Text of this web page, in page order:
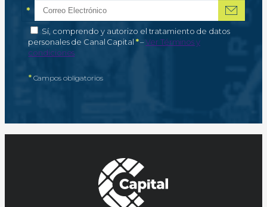
Correo electrónico
*Campo obligatorio
Autorización de tratamiento de datos personales
Sí, comprendo y autorizo el tratamiento de datos
personales de Canal Capital *–Campo obligatorio
Ver Términos y
condiciones
*Campos obligatorios